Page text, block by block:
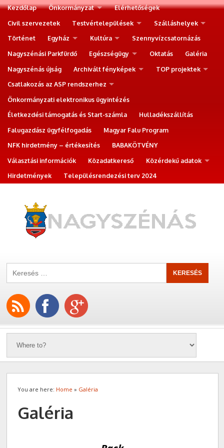
Kezdőlap Önkormányzat
Elérhetőségek
Civil szervezetek
Testvértelepülések
Szálláshelyek
Történet
Egyház Kultúra
Szennyvízcsatornázás
Nagyszénási Parkfürdő
Egészségügy Oktatás
Galéria
Nagyszénás újság
Archivált fényképek
TOP projektek
Csatlakozás az ASP rendszerhez
Önkormányzati elektronikus ügyintézés
Életkezdési támogatás és Start-számla
Hulladékszállítás
Falugazdász ügyfélfogadás
Magyar Falu Program
NFK hirdetmény – értékesítés
BABAKÖTVÉNY
Választási információk
Közadatkereső
Közérdekű adatok
Hirdetmények
Településrendezési terv 2024
You are here: Home » Galéria
Galéria